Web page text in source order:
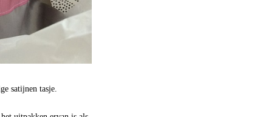
satijnen tasje.